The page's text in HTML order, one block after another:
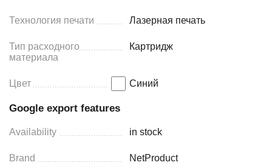
Технология печати Лазерная печать
Тип расходного
материала
Картридж
Цвет Синий
Google export features
Availability in stock
Brand NetProduct